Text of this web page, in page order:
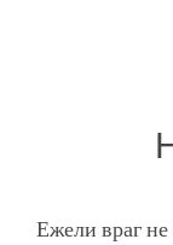
Ежели враг не